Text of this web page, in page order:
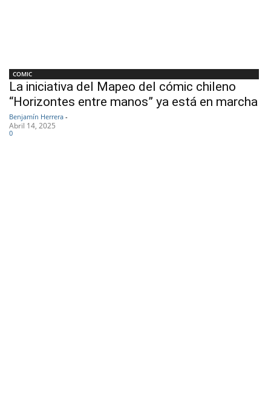
COMIC
La iniciativa del Mapeo del cómic chileno
“Horizontes entre manos” ya está en marcha
Benjamín Herrera -
Abril 14, 2025
0